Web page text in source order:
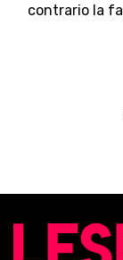
contrario la